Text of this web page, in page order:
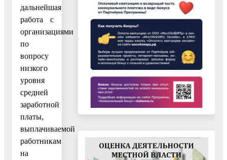
дальнейшая
работа с
организациями
по
вопросу
низкого
уровня
средней
заработной
платы,
выплачиваемой
работникам
на